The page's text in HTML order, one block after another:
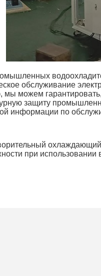
обслуживание
мы можем
защиту
информации по
при